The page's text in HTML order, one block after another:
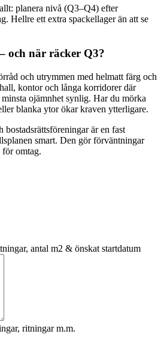
planera nivå (Q3–Q4) efter
Hellre ett extra spackellager än att se
och när räcker Q3?
och utrymmen med helmatt färg och
kontor och långa korridorer där
ojämnhet synlig. Har du mörka
blanka ytor ökar kraven ytterligare.
bostadsrättsföreningar är en fast
smart. Den gör förväntningar
omtag.
antal m2 & önskat startdatum
ritningar m.m.